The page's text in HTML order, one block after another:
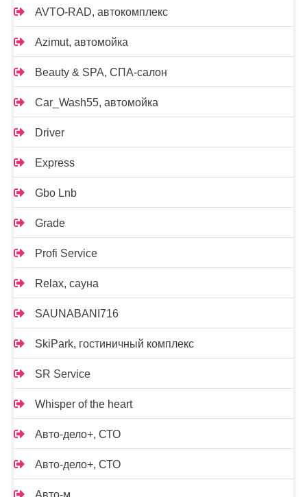
AVTO-RAD, автокомплекс
Azimut, автомойка
Beauty & SPA, СПА-салон
Car_Wash55, автомойка
Driver
Express
Gbo Lnb
Grade
Profi Service
Relax, сауна
SAUNABANI716
SkiPark, гостиничный комплекс
SR Service
Whisper of the heart
Авто-дело+, СТО
Авто-дело+, СТО
Авто-м